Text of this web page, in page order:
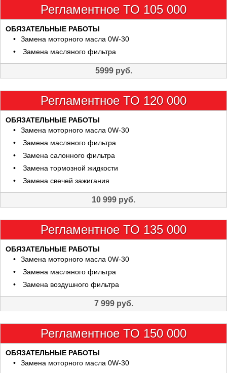
Регламентное ТО 105 000
ОБЯЗАТЕЛЬНЫЕ РАБОТЫ
Замена моторного масла 0W-30
Замена масляного фильтра
5999 руб.
Регламентное ТО 120 000
ОБЯЗАТЕЛЬНЫЕ РАБОТЫ
Замена моторного масла 0W-30
Замена масляного фильтра
Замена салонного фильтра
Замена тормозной жидкости
Замена свечей зажигания
10 999 руб.
Регламентное ТО 135 000
ОБЯЗАТЕЛЬНЫЕ РАБОТЫ
Замена моторного масла 0W-30
Замена масляного фильтра
Замена воздушного фильтра
7 999 руб.
Регламентное ТО 150 000
ОБЯЗАТЕЛЬНЫЕ РАБОТЫ
Замена моторного масла 0W-30